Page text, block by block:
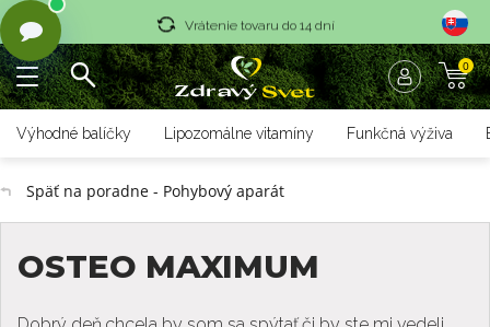
Vrátenie tovaru do 14 dní
Rýchle dodanie <36 hod 0
Výhodné balíčky Lipozomálne vitamíny Funkčná výživa
Späť na poradne - Pohybový aparát
OSTEO MAXIMUM